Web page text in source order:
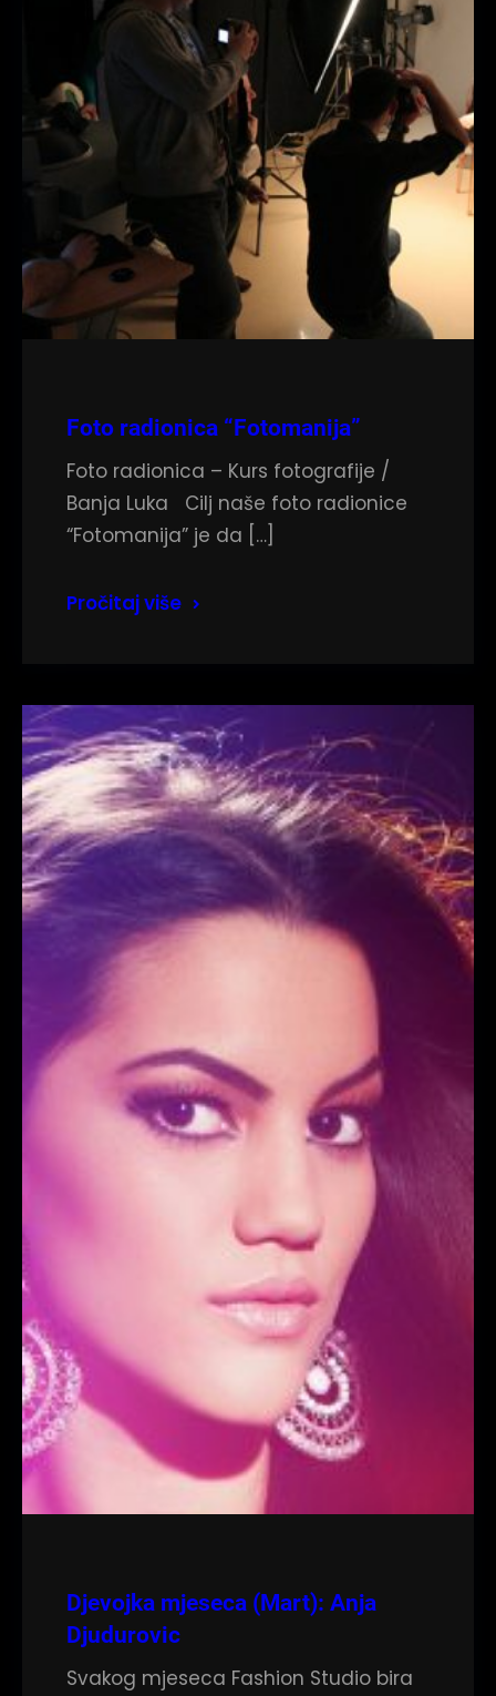
Foto radionica “Fotomanija”
Foto radionica – Kurs fotografije /
Banja Luka Cilj naše foto radionice
“Fotomanija” je da […]
Pročitaj više
Djevojka mjeseca (Mart): Anja
Djudurovic
Svakog mjeseca Fashion Studio bira